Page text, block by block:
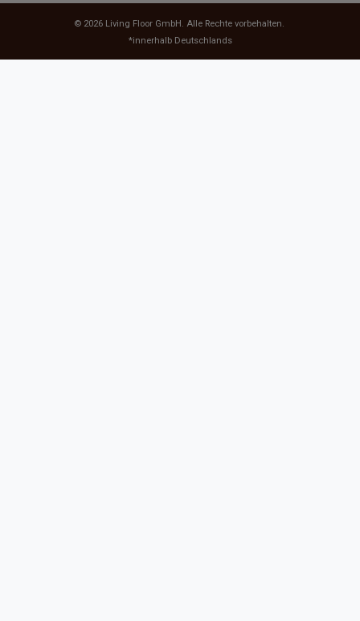
© 2026 Living Floor GmbH . Alle Rechte vorbehalten.
*innerhalb Deutschlands